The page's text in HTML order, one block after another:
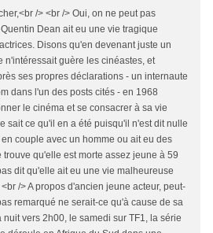
/> <br /> Oui, on ne peut pas
Dean ait eu une vie tragique
Disons qu'en devenant juste un
n'intéressait guère les cinéastes, et
ses propres déclarations - un internaute
dans l'un des posts cités - en 1968
le cinéma et se consacrer à sa vie
sait ce qu'il en a été puisqu'il n'est dit nulle
couple avec un homme ou ait eu des
trouve qu'elle est morte assez jeune à 59
dit qu'elle ait eu une vie malheureuse
/> A propos d'ancien jeune acteur, peut-
remarqué ne serait-ce qu'à cause de sa
vers 2h00, le samedi sur TF1, la série